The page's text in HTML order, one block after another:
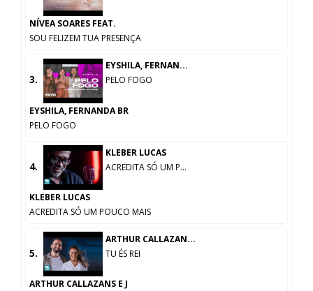
NÍVEA SOARES FEAT.
SOU FELIZEM TUA PRESENÇA
3.
EYSHILA, FERNAN...
PELO FOGO
EYSHILA, FERNANDA BR
PELO FOGO
4.
KLEBER LUCAS
ACREDITA SÓ UM P...
KLEBER LUCAS
ACREDITA SÓ UM POUCO MAIS
5.
ARTHUR CALLAZAN...
TU ÉS REI
ARTHUR CALLAZANS E J